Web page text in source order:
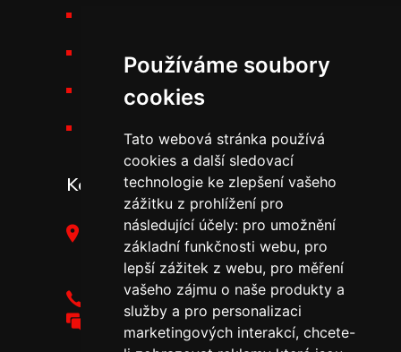
Používáme soubory
cookies
Tato webová stránka používá
cookies a další sledovací
technologie ke zlepšení vašeho
zážitku z prohlížení pro
následující účely: pro umožnění
základní funkčnosti webu, pro
lepší zážitek z webu, pro měření
vašeho zájmu o naše produkty a
služby a pro personalizaci
marketingových interakcí, chcete-
Výšková technika
Kariéra v THT
Kontakt
THT Polička, s.r.o.,
Starohradská 316,
572 01 Polička
+420 461 755 111
tht@tht.cz